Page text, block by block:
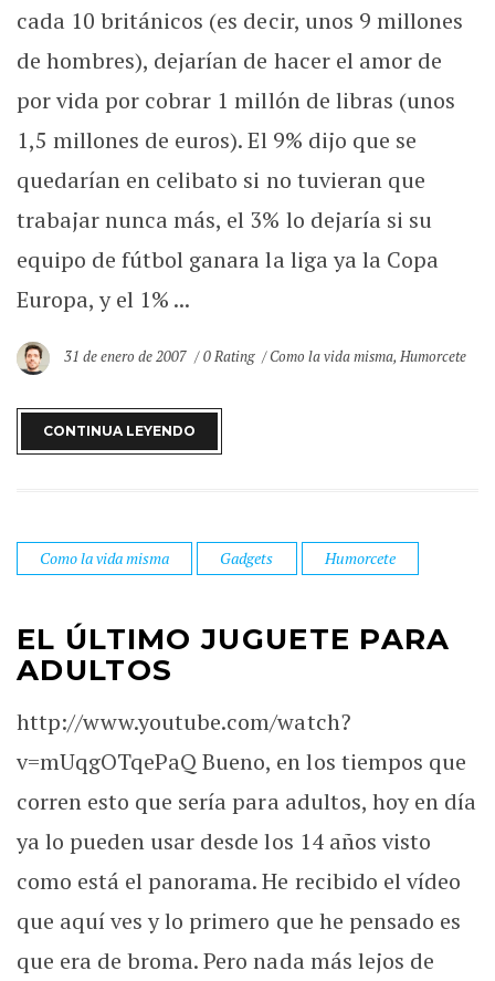
cada 10 británicos (es decir, unos 9 millones
de hombres), dejarían de hacer el amor de
por vida por cobrar 1 millón de libras (unos
1,5 millones de euros). El 9% dijo que se
quedarían en celibato si no tuvieran que
trabajar nunca más, el 3% lo dejaría si su
equipo de fútbol ganara la liga ya la Copa
Europa, y el 1% ...
31 de enero de 2007 0 Rating Como la vida misma,Humorcete
CONTINUA LEYENDO
Como la vida misma Gadgets Humorcete
EL ÚLTIMO JUGUETE PARA
ADULTOS
http://www.youtube.com/watch?
v=mUqgOTqePaQ Bueno, en los tiempos que
corren esto que sería para adultos, hoy en día
ya lo pueden usar desde los 14 años visto
como está el panorama. He recibido el vídeo
que aquí ves y lo primero que he pensado es
que era de broma. Pero nada más lejos de